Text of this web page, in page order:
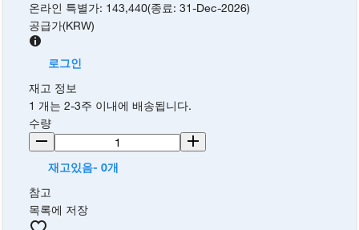
온라인 특별가: 143,440(종료:31-Dec-2026)
공급가(KRW)
로그인
재고 정보
1 개는 2-3주 이내에 배송됩니다.
수량
재고있음- 0개
참고
목록에 저장